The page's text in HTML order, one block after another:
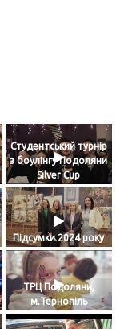
Студентський турнір
з боулінгу Подоляни
Silver Cup
Підсумки 2024 року
ТРЦ Подоляни,
м.Тернопіль